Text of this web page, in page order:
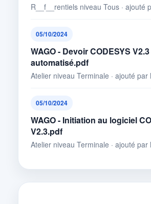
R__f__rentiels niveau Tous · ajouté
05/10/2024
WAGO - Devoir CODESYS
automatisé.pdf
Atelier niveau Terminale · ajouté par
05/10/2024
WAGO - Initiation au logiciel
V2.3.pdf
Atelier niveau Terminale · ajouté par